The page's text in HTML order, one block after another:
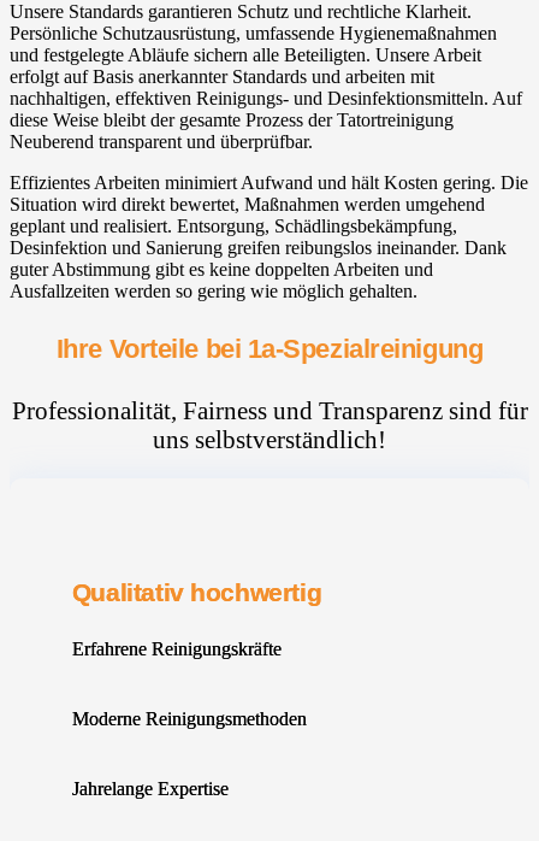
Unsere Standards garantieren Schutz und rechtliche Klarheit.
Persönliche Schutzausrüstung, umfassende Hygienemaßnahmen
und festgelegte Abläufe sichern alle Beteiligten. Unsere Arbeit
erfolgt auf Basis anerkannter Standards und arbeiten mit
nachhaltigen, effektiven Reinigungs- und Desinfektionsmitteln. Auf
diese Weise bleibt der gesamte Prozess der Tatortreinigung
Neuberend transparent und überprüfbar.
Effizientes Arbeiten minimiert Aufwand und hält Kosten gering. Die
Situation wird direkt bewertet, Maßnahmen werden umgehend
geplant und realisiert. Entsorgung, Schädlingsbekämpfung,
Desinfektion und Sanierung greifen reibungslos ineinander. Dank
guter Abstimmung gibt es keine doppelten Arbeiten und
Ausfallzeiten werden so gering wie möglich gehalten.
Ihre Vorteile bei 1a-Spezialreinigung
Professionalität, Fairness und Transparenz sind für
uns selbstverständlich!
Qualitativ hochwertig
Erfahrene Reinigungskräfte
Moderne Reinigungsmethoden
Jahrelange Expertise